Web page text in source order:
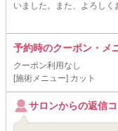
いました。また、よろしく
予約時のクーポン・メ
クーポン利用なし
[施術メニュー] カット
サロンからの返信コ